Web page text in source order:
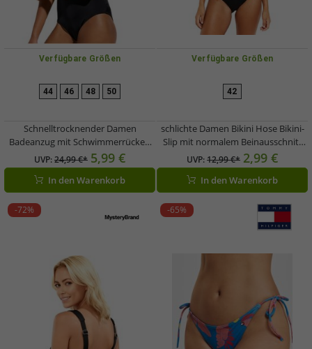
Verfügbare Größen
44 46 48 50
Schnelltrocknender Damen
Badeanzug mit Schwimmerrücken
Bademode 953659 Schwarz
UVP:24,99 €* 5,99 €
In den Warenkorb
Verfügbare Größen
42
schlichte Damen Bikini Hose Bikini-
Slip mit normalem Beinausschnitt
Bademode 922405 Schwarz
UVP:12,99 €* 2,99 €
In den Warenkorb
-72% -65%